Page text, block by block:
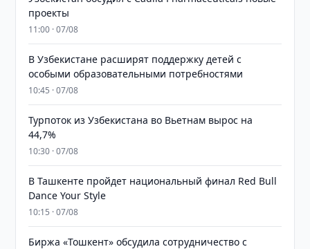
проекты
11:00 · 07/08
В Узбекистане расширят поддержку детей с
особыми образовательными потребностями
10:45 · 07/08
Турпоток из Узбекистана во Вьетнам вырос на
44,7%
10:30 · 07/08
В Ташкенте пройдет национальный финал Red Bull
Dance Your Style
10:15 · 07/08
Биржа «Тошкент» обсудила сотрудничество с